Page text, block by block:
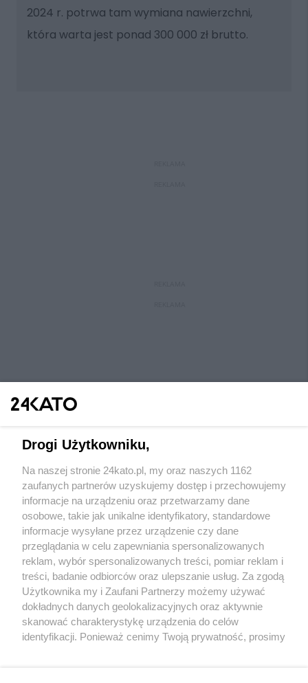
2024 r. potrwa tam wymiana nawierzchni,
która warta jest ponad 300 000 zł brutto.
Wydawca mediów lokalnych
Nie zapomnij
zapoznać się z:
polityką prywatności regulamin korzystania z portali
Twojemiasto
Piekary Śląskie
Chorzów
Tarnowskie Góry
Skontaktuj sięz nami
Kontakt
Wydawca
Redakcja
Drogi Użytkowniku,
Na naszej stronie 24kato.pl, my oraz naszych 1162
zaufanych partnerów uzyskujemy dostęp i przechowujemy
informacje na urządzeniu oraz przetwarzamy dane
osobowe, takie jak unikalne identyfikatory, standardowe
informacje wysyłane przez urządzenie czy dane
przeglądania w celu zapewniania spersonalizowanych
reklam, wybór spersonalizowanych treści, pomiar reklam i
treści, badanie odbiorców oraz ulepszanie usług. Za zgodą
Użytkownika my i Zaufani Partnerzy możemy używać
dokładnych danych geolokalizacyjnych oraz aktywnie
skanować charakterystykę urządzenia do celów
identyfikacji. Ponieważ cenimy Twoją prywatność, prosimy